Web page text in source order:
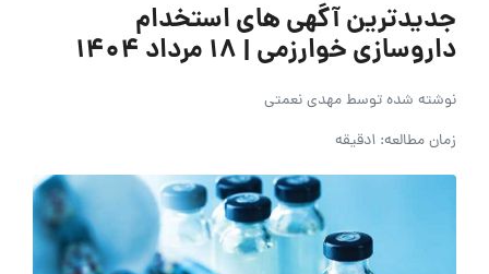
جدیدترین آگهی های استخدام
داروسازی خوارزمی | 18 مرداد 1404
نوشته شده توسطمهدی نعمتی
زمان مطالعه: 1دقیقه